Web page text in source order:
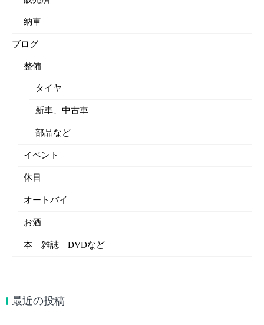
納車
ブログ
整備
タイヤ
新車、中古車
部品など
イベント
休日
オートバイ
お酒
本 雑誌 DVDなど
最近の投稿